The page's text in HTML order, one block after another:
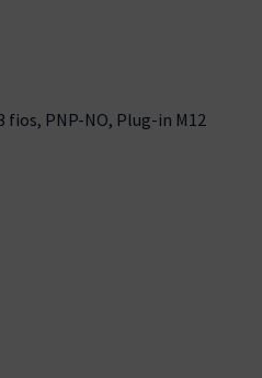
fios, PNP-NO, Plug-in M12